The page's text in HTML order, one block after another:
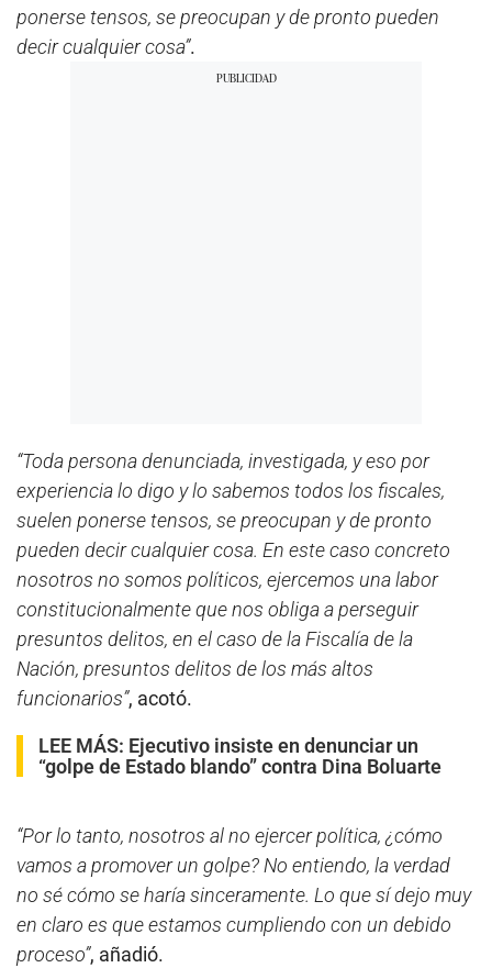
ponerse tensos, se preocupan y de pronto pueden
decir cualquier cosa”.
“Toda persona denunciada, investigada, y eso por
experiencia lo digo y lo sabemos todos los fiscales,
suelen ponerse tensos, se preocupan y de pronto
pueden decir cualquier cosa. En este caso concreto
nosotros no somos políticos, ejercemos una labor
constitucionalmente que nos obliga a perseguir
presuntos delitos, en el caso de la Fiscalía de la
Nación, presuntos delitos de los más altos
funcionarios”, acotó.
LEE MÁS: Ejecutivo insiste en denunciar un
“golpe de Estado blando” contra Dina Boluarte
“Por lo tanto, nosotros al no ejercer política, ¿cómo
vamos a promover un golpe? No entiendo, la verdad
no sé cómo se haría sinceramente. Lo que sí dejo muy
en claro es que estamos cumpliendo con un debido
proceso”, añadió.